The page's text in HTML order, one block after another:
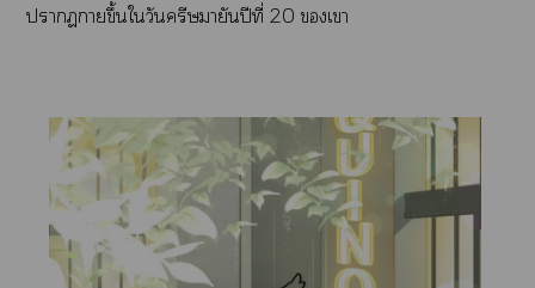
าาขึ้นใวันครีษมายันปีที่ 20 เา